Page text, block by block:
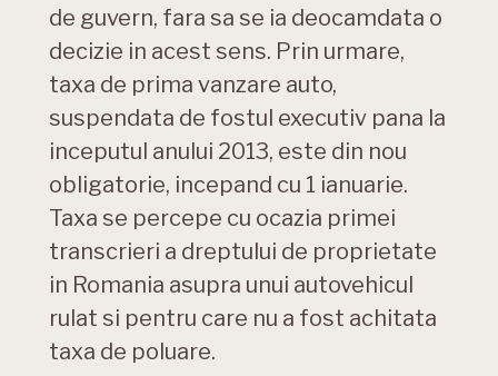
de guvern, fara sa se ia deocamdata o
decizie in acest sens. Prin urmare,
taxa de prima vanzare auto,
suspendata de fostul executiv pana la
inceputul anului 2013, este din nou
obligatorie, incepand cu 1 ianuarie.
Taxa se percepe cu ocazia primei
transcrieri a dreptului de proprietate
in Romania asupra unui autovehicul
rulat si pentru care nu a fost achitata
taxa de poluare.